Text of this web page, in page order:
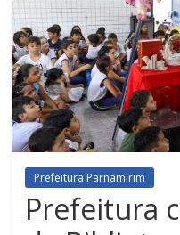
Pereira
Prefeitura Parnamirim
Prefeitura